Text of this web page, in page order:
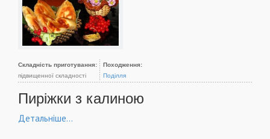
Складність приготування:
підвищенної складності
Походження:
Поділля
Пиріжки з калиною
Детальніше...